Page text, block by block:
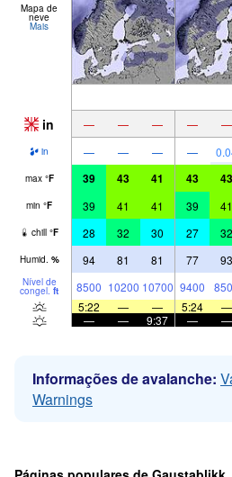
Mapa de
neve
Mais
in — — — — —
in — — — —
max °F 39 43 41 43 43
min °F 39 41 41 39 41
chill °F 28 32 30 27 32
Humid. % 94 81 81 77 93
Nível de
congel. ft 8500 10200 10700 9400
5:22
— — 5:24 —
—
— 9:37 — —
Informações de avalanche:
Warnings